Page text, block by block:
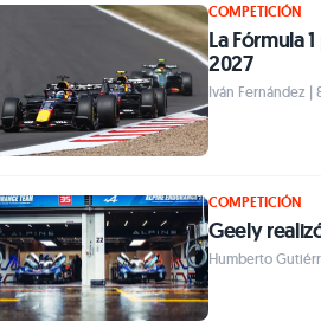
COMPETICIÓN
La Fórmula
2027
Iván Fernández |
COMPETICIÓN
Geely
Humberto